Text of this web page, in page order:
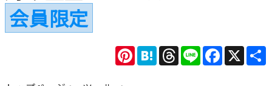
会員限定
X
Facebook
Line
Threads
Hatena
Pinterest